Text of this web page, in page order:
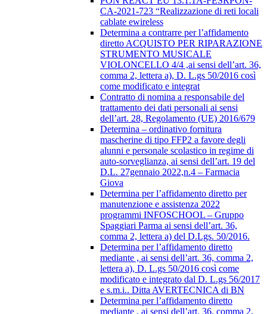
CA-2021-723 “Realizzazione di reti locali
cablate ewireless
Determina a contrarre per l’affidamento
diretto ACQUISTO PER RIPARAZIONE
STRUMENTO MUSICALE
VIOLONCELLO 4/4 ,ai sensi dell’art. 36,
comma 2, lettera a), D. L.gs 50/2016 così
come modificato e integrat
Contratto di nomina a responsabile del
trattamento dei dati personali ai sensi
dell’art. 28, Regolamento (UE) 2016/679
Determina – ordinativo fornitura
mascherine di tipo FFP2 a favore degli
alunni e personale scolastico in regime di
auto-sorveglianza, ai sensi dell’art. 19 del
D.L. 27gennaio 2022,n.4 – Farmacia
Giova
Determina per l’affidamento diretto per
manutenzione e assistenza 2022
programmi INFOSCHOOL – Gruppo
Spaggiari Parma ai sensi dell’art. 36,
comma 2, lettera a) del D.Lgs. 50/2016.
Determina per l’affidamento diretto
mediante , ai sensi dell’art. 36, comma 2,
lettera a), D. L.gs 50/2016 così come
modificato e integrato dal D. L.gs 56/2017
e s.m.i.. Ditta AVERTECNICA di BN
Determina per l’affidamento diretto
mediante , ai sensi dell’art. 36, comma 2,